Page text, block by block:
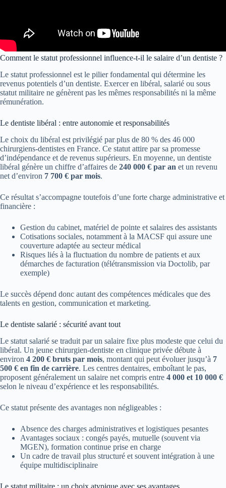
Comment le statut professionnel influence-t-il le salaire d’un dentiste ?
Le statut professionnel est le pilier fondamental qui détermine les
revenus potentiels d’un dentiste. Exercer en libéral, salarié ou sous
statut militaire ne génèrent pas les mêmes responsabilités ni la même
rémunération.
Le dentiste libéral : entre autonomie et responsabilités
Le choix du libéral est privilégié par plus de 80 % des 46 000
chirurgiens-dentistes en France. Ce statut attire par sa promesse
d’indépendance et de revenus supérieurs. En moyenne, un dentiste
libéral génère un chiffre d’affaires de 240 000 € par an et un revenu
net d’environ 7 700 € par mois.
Ce résultat s’accompagne toutefois d’une forte charge administrative et
financière :
Gestion du cabinet, matériel de pointe et salaires des assistants
Cotisations sociales, notamment à la MACSF qui assure une
couverture adaptée au secteur médical
Risques liés à la fluctuation du nombre de patients et aux
démarches de facturation (télétransmission via Doctolib, par
exemple)
Le succès dépend donc autant des compétences médicales que des
talents en gestion, communication et marketing.
Le dentiste salarié : sécurité avant tout
Le statut salarié se traduit par un salaire fixe plus modeste que celui du
libéral. Un jeune chirurgien-dentiste en clinique privée débute à
environ 4 200 € bruts par mois, montant qui peut évoluer jusqu’à 7
500 € en fin de carrière. Les centres dentaires, emboîtant le pas,
proposent généralement un salaire net compris entre 4 000 et 10 000 €
selon le niveau d’expérience et les responsabilités.
Ce statut présente des avantages non négligeables :
Absence des charges administratives et logistiques pesantes
Avantages sociaux : congés payés, mutuelle (souvent via
MGEN), formation continue prise en charge
Un cadre de travail plus structuré et souvent intégration à une
équipe multidisciplinaire
Le statut militaire : un choix atypique avec ses avantages